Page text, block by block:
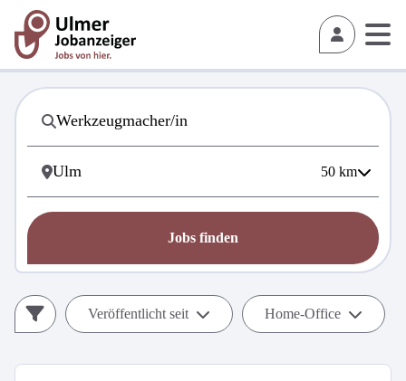
50 km
Jobs finden
Veröffentlicht seit Home-Office